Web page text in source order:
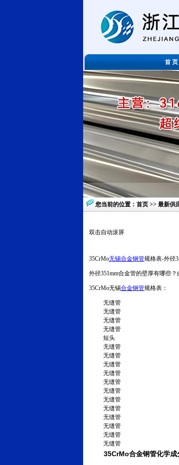
首 页
您当前的位置： 首页 >> 最新供
双击自动滚屏
35CrMo无锡合金钢管规格表-外径
外径351mm合金管的壁厚有哪些
35CrMo无锡合金钢管规格表：
无缝管
无缝管
无缝管
无缝管
短头
无缝管
无缝管
无缝管
无缝管
无缝管
无缝管
无缝管
无缝管
无缝管
无缝管
无缝管
无缝管
35CrMo合金钢管化学成